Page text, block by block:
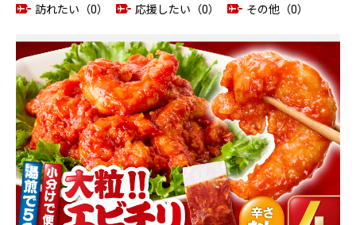
訪れたい（0）
応援したい（0） その他（0）